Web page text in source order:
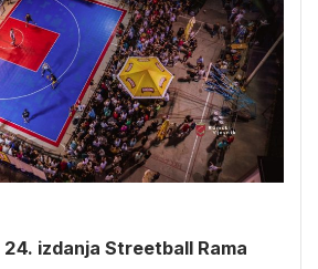
izdanja Streetball Rama